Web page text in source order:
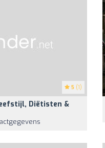
5 (1)
Diëtisten &